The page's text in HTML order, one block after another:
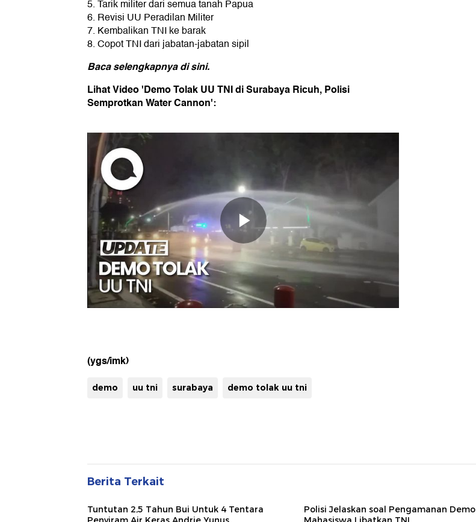
5. Tarik militer dari semua tanah Papua
6. Revisi UU Peradilan Militer
7. Kembalikan TNI ke barak
8. Copot TNI dari jabatan-jabatan sipil
Baca selengkapnya disini.
Lihat Video 'Demo Tolak UU TNI di Surabaya Ricuh, Polisi
Semprotkan Water Cannon':
(ygs/imk)
demo uu tni surabaya demo tolak uu tni
Berita Terkait
Tuntutan 2,5 Tahun Bui Untuk 4 Tentara
Polisi Jelaskan soal Pengamanan Demo